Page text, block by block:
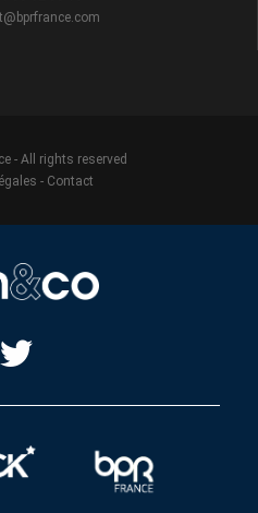
- All rights reserved
- Contact